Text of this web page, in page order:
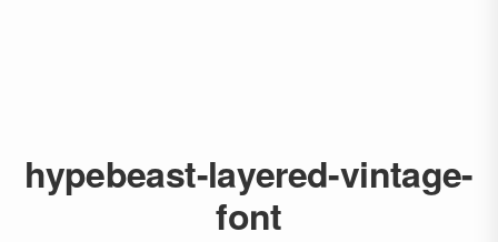
hypebeast-layered-vintage-
font